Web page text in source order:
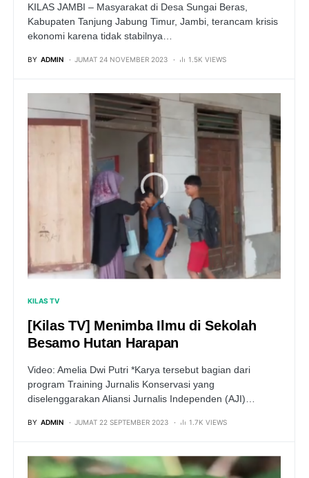
KILAS JAMBI – Masyarakat di Desa Sungai Beras,
Kabupaten Tanjung Jabung Timur, Jambi, terancam krisis
ekonomi karena tidak stabilnya…
BY ADMIN JUMAT 24 NOVEMBER 2023 1.5K VIEWS
KILAS TV
[Kilas TV] Menimba Ilmu di Sekolah
Besamo Hutan Harapan
Video: Amelia Dwi Putri *Karya tersebut bagian dari
program Training Jurnalis Konservasi yang
diselenggarakan Aliansi Jurnalis Independen (AJI)…
BY ADMIN JUMAT 22 SEPTEMBER 2023 1.7K VIEWS